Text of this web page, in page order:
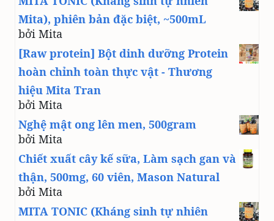
Mita), phiên bản đặc biệt, ~500mL
bởi Mita
[Raw protein] Bột dinh dưỡng Protein
hoàn chỉnh toàn thực vật - Thương
hiệu Mita Tran
bởi Mita
Nghệ mật ong lên men, 500gram
bởi Mita
Chiết xuất cây kế sữa, Làm sạch gan và
thận, 500mg, 60 viên, Mason Natural
bởi Mita
MITA TONIC (Kháng sinh tự nhiên